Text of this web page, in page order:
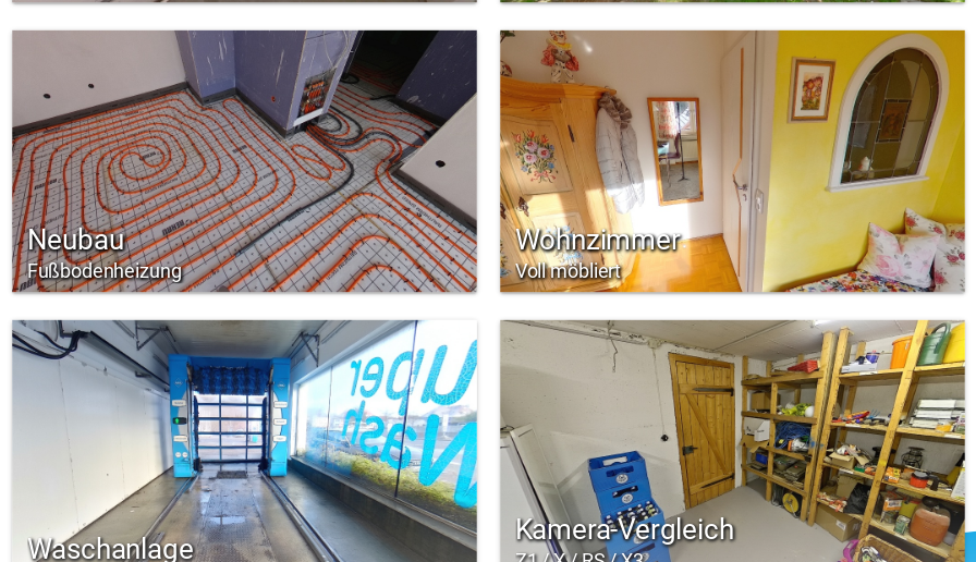
Neubau
Fußbodenheizung
Wohnzimmer
Voll möbliert
Waschanlage
Kamera-Vergleich